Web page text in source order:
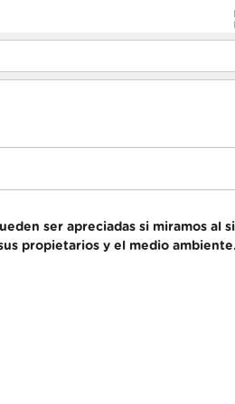
ser apreciadas si miramos al
propietarios y el medio